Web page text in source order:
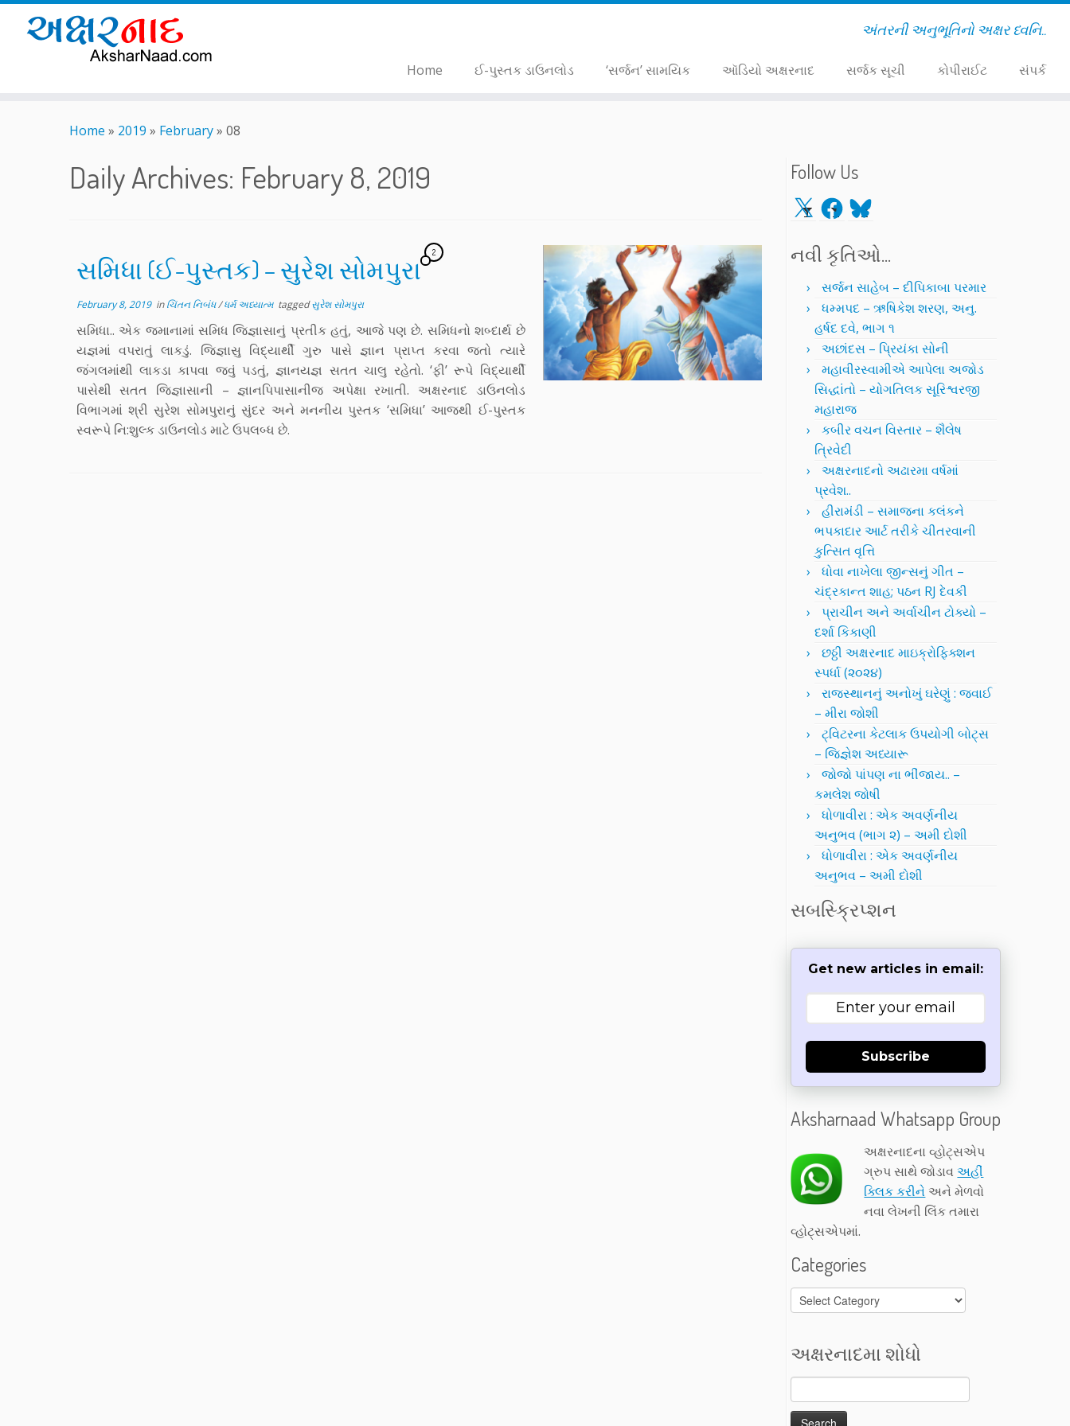
અંતરની અનુભૂતિનો અક્ષર ધ્વનિ..
Home ઈ-પુસ્તક ડાઉનલોડ ‘સર્જન’ સામયિક ઑડિયો અક્ષરનાદ સર્જક સૂચી કોપીરાઈટ સંપર્ક
Home » 2019 » February» 08
Daily Archives: February 8, 2019
સમિધા (ઈ-પુસ્તક) – સુરેશ સોમપુરા
2
February 8, 2019inચિંતન નિબંધ/ધર્મ અધ્યાત્મ taggedસુરેશ સોમપુરા
સમિધા.. એક જમાનામાં સમિધ જિજ્ઞાસાનું પ્રતીક હતું, આજે પણ છે. સમિધનો શબ્દાર્થ છે
યજ્ઞમાં વપરાતું લાકડું. જિજ્ઞાસુ વિદ્યાર્થી ગુરુ પાસે જ્ઞાન પ્રાપ્ત કરવા જતો ત્યારે
જંગલમાંથી લાકડા કાપવા જવું પડતું, જ્ઞાનયજ્ઞ સતત ચાલુ રહેતો. ‘ફી’ રૂપે વિદ્યાર્થી
પાસેથી સતત જિજ્ઞાસાની – જ્ઞાનપિપાસાનીજ અપેક્ષા રખાતી. અક્ષરનાદ ડાઉનલોડ
વિભાગમાં શ્રી સુરેશ સોમપુરાનું સુંદર અને મનનીય પુસ્તક ‘સમિધા’ આજથી ઈ-પુસ્તક
સ્વરૂપે નિ:શુલ્ક ડાઉનલોડ માટે ઉપલબ્ધ છે.
Follow Us
X Facebook
Bluesky
નવી કૃતિઓ…
સર્જન સાહેબ – દીપિકાબા પરમાર
ધમ્મપદ – ઋષિકેશ શરણ, અનુ.
હર્ષદ દવે, ભાગ ૧
અછાંદસ – પ્રિયંકા સોની
મહાવીરસ્વામીએ આપેલા અજોડ
સિદ્ધાંતો – યોગતિલક સૂરિશ્વરજી
મહારાજ
કબીર વચન વિસ્તાર – શૈલેષ
ત્રિવેદી
અક્ષરનાદનો અઢારમા વર્ષમાં
પ્રવેશ..
હીરામંડી – સમાજના કલંકને
ભપકાદાર આર્ટ તરીકે ચીતરવાની
કુત્સિત વૃત્તિ
ધોવા નાખેલા જીન્સનું ગીત –
ચંદ્રકાન્ત શાહ; પઠન RJ દેવકી
પ્રાચીન અને અર્વાચીન ટોક્યો –
દર્શા કિકાણી
છઠ્ઠી અક્ષરનાદ માઇક્રોફિક્શન
સ્પર્ધા (૨૦૨૪)
રાજસ્થાનનું અનોખું ઘરેણું : જવાઈ
– મીરા જોશી
ટ્વિટરના કેટલાક ઉપયોગી બોટ્સ
– જિજ્ઞેશ અધ્યારૂ
જોજો પાંપણ ના ભીંજાય.. –
કમલેશ જોષી
ધોળાવીરા : એક અવર્ણનીય
અનુભવ (ભાગ ૨) – અમી દોશી
ધોળાવીરા : એક અવર્ણનીય
અનુભવ – અમી દોશી
સબસ્ક્રિપ્શન
Get new articles in email:
Subscribe
Aksharnaad Whatsapp Group
અક્ષરનાદના વ્હોટ્સએપ
ગ્રુપ સાથે જોડાવઅહીં
ક્લિક કરીને અને મેળવો
નવા લેખની લિંક તમારા
વ્હોટ્સએપમાં.
Categories
Categories
અક્ષરનાદમા શોધો